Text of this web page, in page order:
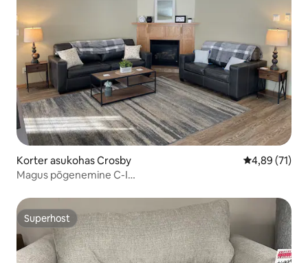
Korter asukohas Crosby Keskmine
4,89 (71)
Magus põgenemine C-I
Superhost
Superhost